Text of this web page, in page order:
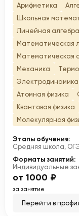
Арифметика
Школьная
Линейная
Математическая
Математическая
Механика
Электродинамика
Атомная физика
Квантовая физика
Молекулярная
Этапы обучения:
Средняя школа,
Форматы занятий:
Индивидуальные
от 1000 ₽
за занятие
Перейти в